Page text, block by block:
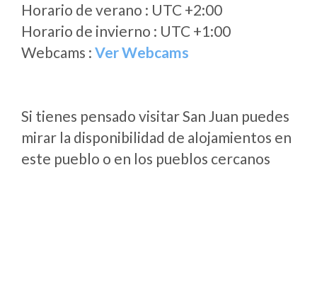
Horario de verano : UTC +2:00
Horario de invierno : UTC +1:00
Webcams : Ver Webcams
Si tienes pensado visitar San Juan puedes
mirar la disponibilidad de alojamientos en
este pueblo o en los pueblos cercanos